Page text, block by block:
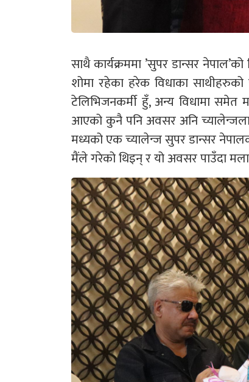
साथै कार्यक्रममा ’सुपर डान्सर
शोमा रहेका हरेक विधाका
टेलिभिजनकर्मी हुँ, अन्य विधामा समेत
आएको कुनै पनि अवसर अनि
मध्यको एक च्यालेन्ज सुपर डान्सर
मैंले गरेको थिइन् र यो अवसर पाउँदा